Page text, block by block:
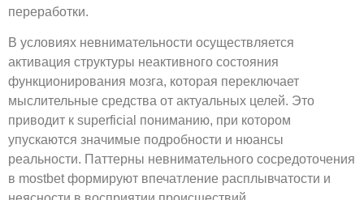
переработки.
В условиях невнимательности осуществляется
активация структуры неактивного состояния
функционирования мозга, которая переключает
мыслительные средства от актуальных целей. Это
приводит к superficial пониманию, при котором
упускаются значимые подробности и нюансы
реальности. Паттерны невнимательного сосредоточения
в mostbet формируют впечатление расплывчатости и